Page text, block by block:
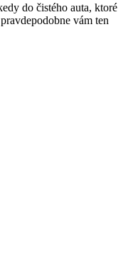
do čistého auta, ktoré
vám ten